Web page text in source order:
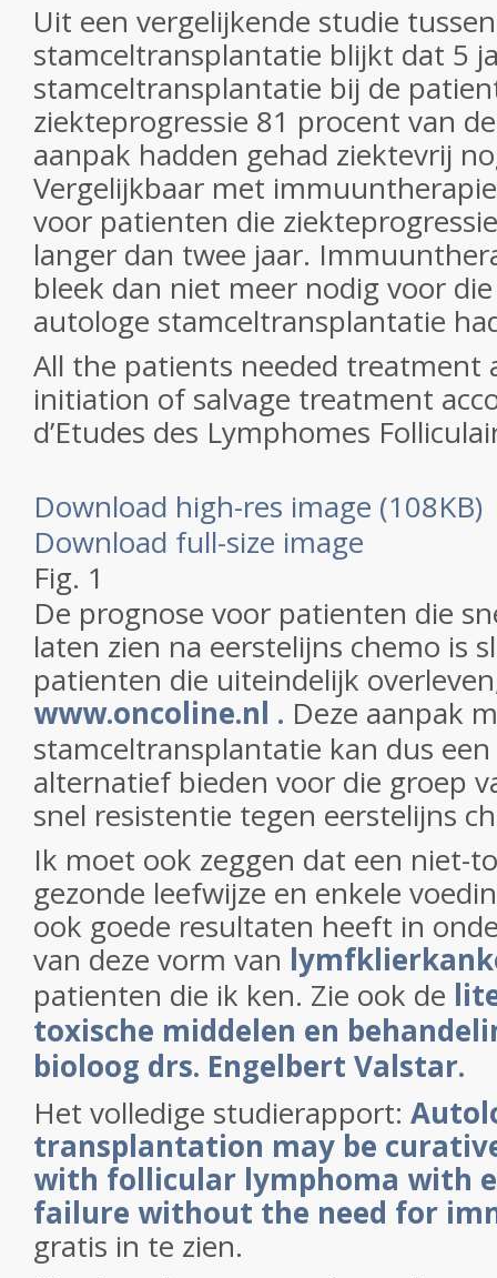
Uit een vergelijkende studie
stamceltransplantatie blijkt dat 5
stamceltransplantatie bij de
ziekteprogressie 81 procent van
aanpak hadden gehad ziektevrij
Vergelijkbaar met
voor patienten die
langer dan twee jaar.
bleek dan niet meer nodig voor
autologe stamceltransplantatie
All the patients needed treatment
initiation of salvage treatment
d’Etudes des Lymphomes
Download high-res image (108KB)
Download full-size image
Fig. 1
De prognose voor patienten die
laten zien na eerstelijns chemo is
patienten die uiteindelijk
www.oncoline.nl . Deze aanpak
stamceltransplantatie kan dus
alternatief bieden voor die groep
snel resistentie tegen eerstelijns
Ik moet ook zeggen dat een niet-
gezonde leefwijze en enkele
ook goede resultaten heeft in
van deze vorm van
patienten die ik ken. Zie ook de
toxische middelen en
bioloog drs. Engelbert Valstar.
Het volledige studierapport:
transplantation may be
with follicular lymphoma with
failure without the need for
gratis in te zien.